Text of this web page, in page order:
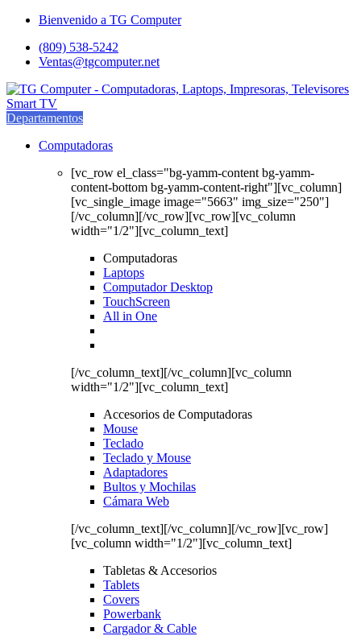
Saltar
navegación
saltar
contenido
Bienvenido a TG Computer
(809) 538-5242
Ventas@tgcomputer.net
Departamentos
Computadoras
[vc_row el_class="bg-yamm-content bg-yamm-
content-bottom bg-yamm-content-right"][vc_column]
[vc_single_image image="5663" img_size="250"]
[/vc_column][/vc_row][vc_row][vc_column
width="1/2"][vc_column_text]
Computadoras
Laptops
Computador Desktop
TouchScreen
All in One
[/vc_column_text][/vc_column][vc_column
width="1/2"][vc_column_text]
Accesorios de Computadoras
Mouse
Teclado
Teclado y Mouse
Adaptadores
Bultos y Mochilas
Cámara Web
[/vc_column_text][/vc_column][/vc_row][vc_row]
[vc_column width="1/2"][vc_column_text]
Tabletas & Accesorios
Tablets
Covers
Powerbank
Cargador & Cable